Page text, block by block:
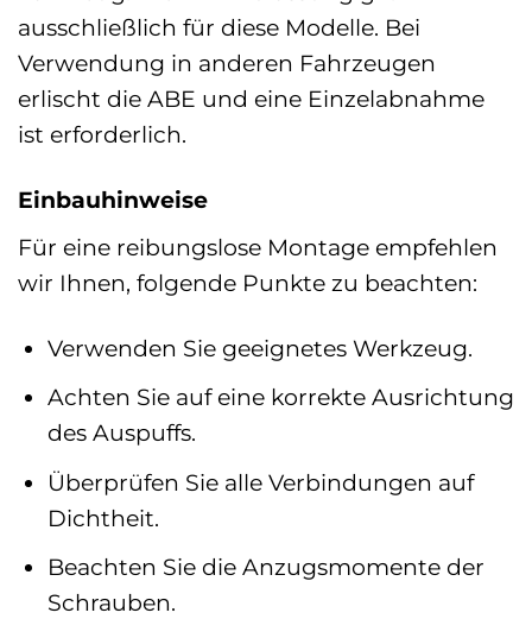
ausschließlich für diese Modelle. Bei
Verwendung in anderen Fahrzeugen
erlischt die ABE und eine Einzelabnahme
ist erforderlich.
Einbauhinweise
Für eine reibungslose Montage empfehlen
wir Ihnen, folgende Punkte zu beachten:
Verwenden Sie geeignetes Werkzeug.
Achten Sie auf eine korrekte Ausrichtung
des Auspuffs.
Überprüfen Sie alle Verbindungen auf
Dichtheit.
Beachten Sie die Anzugsmomente der
Schrauben.